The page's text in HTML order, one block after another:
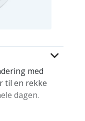
med
til en rekke
dagen.